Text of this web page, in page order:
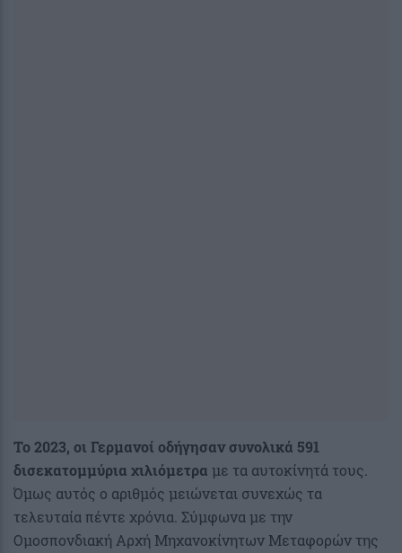
Το 2023, οι Γερμανοί οδήγησαν συνολικά 591
δισεκατομμύρια χιλιόμετρα με τα αυτοκίνητά τους.
Όμως αυτός ο αριθμός μειώνεται συνεχώς τα
τελευταία πέντε χρόνια. Σύμφωνα με την
Ομοσπονδιακή Αρχή Μηχανοκίνητων Μεταφορών της